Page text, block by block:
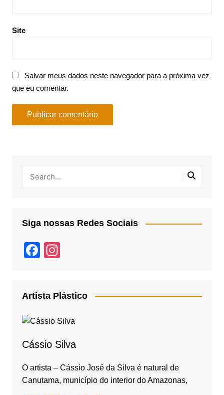
Site
Salvar meus dados neste navegador para a próxima vez
que eu comentar.
Siga nossas Redes Sociais
F
e
o
k
gr
a
Artista Plástico
Cássio Silva
O artista – Cássio José da Silva é natural de
Canutama, município do interior do Amazonas,